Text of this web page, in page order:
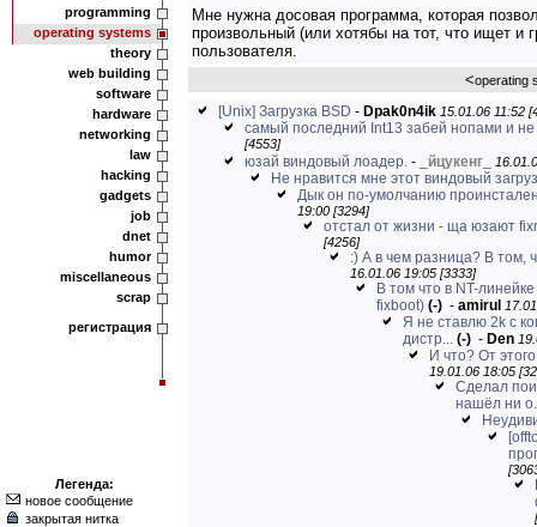
programming
operating systems
theory
web building
software
hardware
networking
law
hacking
gadgets
job
dnet
humor
miscellaneous
scrap
регистрация
Легенда:
новое сообщение
закрытая нитка
Мне нужна досовая программа, которая
произвольный (или хотябы на тот, что ищет и
пользователя.
<operating
[Unix] Загрузка BSD - Dpak0n4ik 15.01.06 11:52
самый последний Int13 забей нопами и
[4553]
юзай виндовый лоадер. - йцукенг
Не нравится мне этот виндовый
Дык он по-умолчанию
19:00 [3294]
отстал от жизни - ща юзают
[4256]
:) А в чем разница? В том,
16.01.06 19:05 [3333]
В том что в NT-
fixboot) (-) - amirul
Я не ставлю 2k с
дистр... (-) - Den
И что? От
19.01.06 18:05
Сделал
нашёл ни